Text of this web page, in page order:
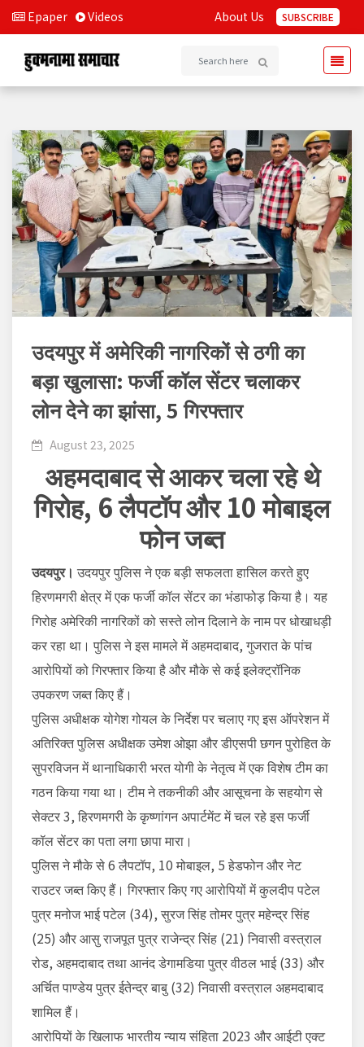
Epaper Videos About Us SUBSCRIBE
उदयपुर में अमेरिकी नागरिकों से ठगी का
बड़ा खुलासा: फर्जी कॉल सेंटर चलाकर
लोन देने का झांसा, 5 गिरफ्तार
August 23, 2025
अहमदाबाद से आकर चला रहे थे
गिरोह, 6 लैपटॉप और 10 मोबाइल
फोन जब्त
उदयपुर। उदयपुर पुलिस ने एक बड़ी सफलता हासिल करते हुए
हिरणमगरी क्षेत्र में एक फर्जी कॉल सेंटर का भंडाफोड़ किया है। यह
गिरोह अमेरिकी नागरिकों को सस्ते लोन दिलाने के नाम पर धोखाधड़ी
कर रहा था। पुलिस ने इस मामले में अहमदाबाद, गुजरात के पांच
आरोपियों को गिरफ्तार किया है और मौके से कई इलेक्ट्रॉनिक
उपकरण जब्त किए हैं।
पुलिस अधीक्षक योगेश गोयल के निर्देश पर चलाए गए इस ऑपरेशन में
अतिरिक्त पुलिस अधीक्षक उमेश ओझा और डीएसपी छगन पुरोहित के
सुपरविजन में थानाधिकारी भरत योगी के नेतृत्व में एक विशेष टीम का
गठन किया गया था। टीम ने तकनीकी और आसूचना के सहयोग से
सेक्टर 3, हिरणमगरी के कृष्णांगन अपार्टमेंट में चल रहे इस फर्जी
कॉल सेंटर का पता लगा छापा मारा।
पुलिस ने मौके से 6 लैपटॉप, 10 मोबाइल, 5 हेडफोन और नेट
राउटर जब्त किए हैं। गिरफ्तार किए गए आरोपियों में कुलदीप पटेल
पुत्र मनोज भाई पटेल (34), सुरज सिंह तोमर पुत्र महेन्द्र सिंह
(25) और आसु राजपूत पुत्र राजेन्द्र सिंह (21) निवासी वस्त्राल
रोड, अहमदाबाद तथा आनंद डेगामडिया पुत्र वीठल भाई (33) और
अर्चित पाण्डेय पुत्र ईतेन्द्र बाबु (32) निवासी वस्त्राल अहमदाबाद
शामिल हैं।
आरोपियों के खिलाफ भारतीय न्याय संहिता 2023 और आईटी एक्ट